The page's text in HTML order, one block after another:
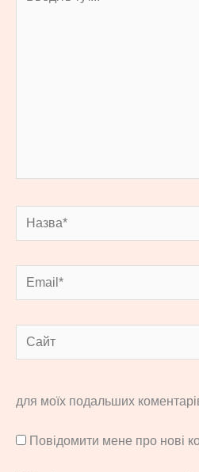
Назва*
Email*
Сайт
для моїх подальших
Повідомити мене про нові